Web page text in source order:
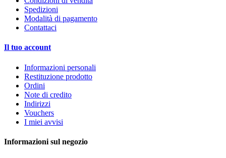
Spedizioni
Modalità di pagamento
Contattaci
Il tuo account
Informazioni personali
Restituzione prodotto
Ordini
Note di credito
Indirizzi
Vouchers
I miei avvisi
Informazioni sul negozio